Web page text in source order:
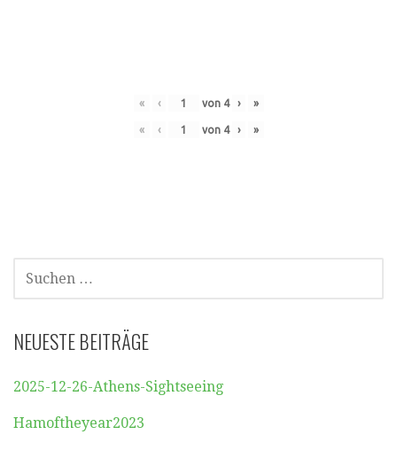
« ‹ von 4 › »
« ‹ von 4 › »
SUCHEN
NACH:
NEUESTE BEITRÄGE
2025-12-26-Athens-Sightseeing
Hamoftheyear2023